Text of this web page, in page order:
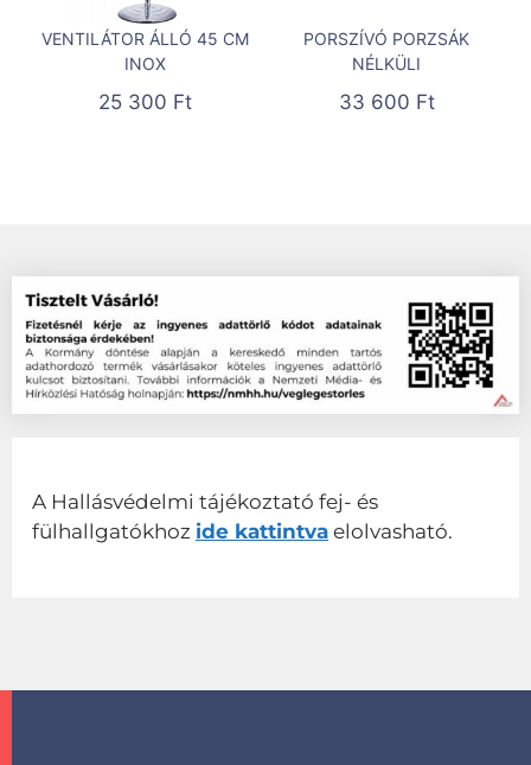
VENTILÁTOR ÁLLÓ 45 CM
INOX
25 300 Ft
PORSZÍVÓ PORZSÁK
NÉLKÜLI
33 600 Ft
A Hallásvédelmi tájékoztató fej- és
fülhallgatókhoz ide kattintva elolvasható.